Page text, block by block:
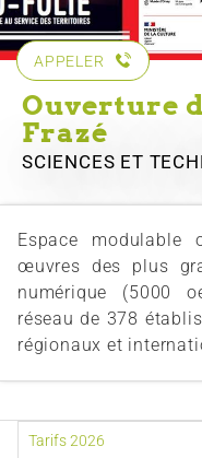
APPELER
Ouverture
Frazé
SCIENCES ET
Espace
œuvres des plus
numérique (5000
réseau de 378
régionaux et